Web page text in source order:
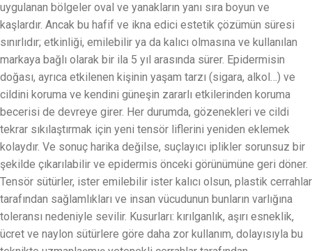
uygulanan bölgeler oval ve yanakların yanı sıra boyun ve
kaşlardır. Ancak bu hafif ve ikna edici estetik çözümün süresi
sınırlıdır; etkinliği, emilebilir ya da kalıcı olmasına ve kullanılan
markaya bağlı olarak bir ila 5 yıl arasında sürer. Epidermisin
doğası, ayrıca etkilenen kişinin yaşam tarzı (sigara, alkol…) ve
cildini koruma ve kendini güneşin zararlı etkilerinden koruma
becerisi de devreye girer. Her durumda, gözenekleri ve cildi
tekrar sıkılaştırmak için yeni tensör liflerini yeniden eklemek
kolaydır. Ve sonuç harika değilse, suçlayıcı iplikler sorunsuz bir
şekilde çıkarılabilir ve epidermis önceki görünümüne geri döner.
Tensör sütürler, ister emilebilir ister kalıcı olsun, plastik cerrahlar
tarafından sağlamlıkları ve insan vücudunun bunların varlığına
toleransı nedeniyle sevilir. Kusurları: kırılganlık, aşırı esneklik,
ücret ve naylon sütürlere göre daha zor kullanım, dolayısıyla bu